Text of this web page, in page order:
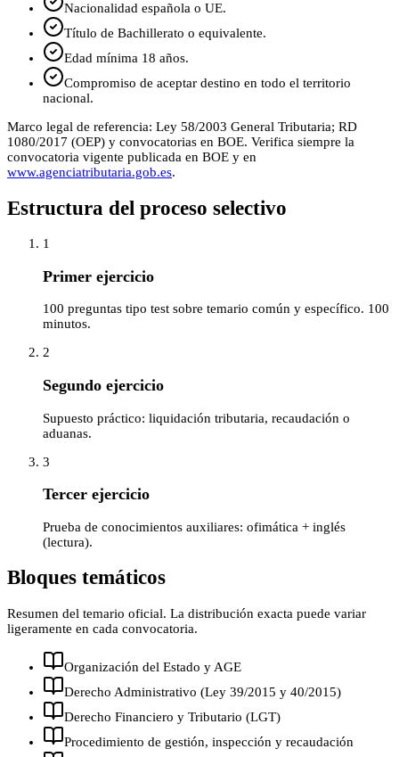
Nacionalidad española o UE.
Título de Bachillerato o equivalente.
Edad mínima 18 años.
Compromiso de aceptar destino en todo el territorio
nacional.
Marco legal de referencia: Ley 58/2003 General Tributaria; RD
1080/2017 (OEP) y convocatorias en BOE. Verifica siempre la
convocatoria vigente publicada en BOE y en
www.agenciatributaria.gob.es.
Estructura del proceso selectivo
1
Primer ejercicio
100 preguntas tipo test sobre temario común y específico. 100
minutos.
2
Segundo ejercicio
Supuesto práctico: liquidación tributaria, recaudación o
aduanas.
3
Tercer ejercicio
Prueba de conocimientos auxiliares: ofimática + inglés
(lectura).
Bloques temáticos
Resumen del temario oficial. La distribución exacta puede variar
ligeramente en cada convocatoria.
Organización del Estado y AGE
Derecho Administrativo (Ley 39/2015 y 40/2015)
Derecho Financiero y Tributario (LGT)
Procedimiento de gestión, inspección y recaudación